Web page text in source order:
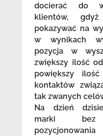
docierać do
klientów,
pokazywać na
w wynikach
pozycja w
zwiększy ilość
powiększy
kontaktów
tak zwanych
Na dzień
marki bez